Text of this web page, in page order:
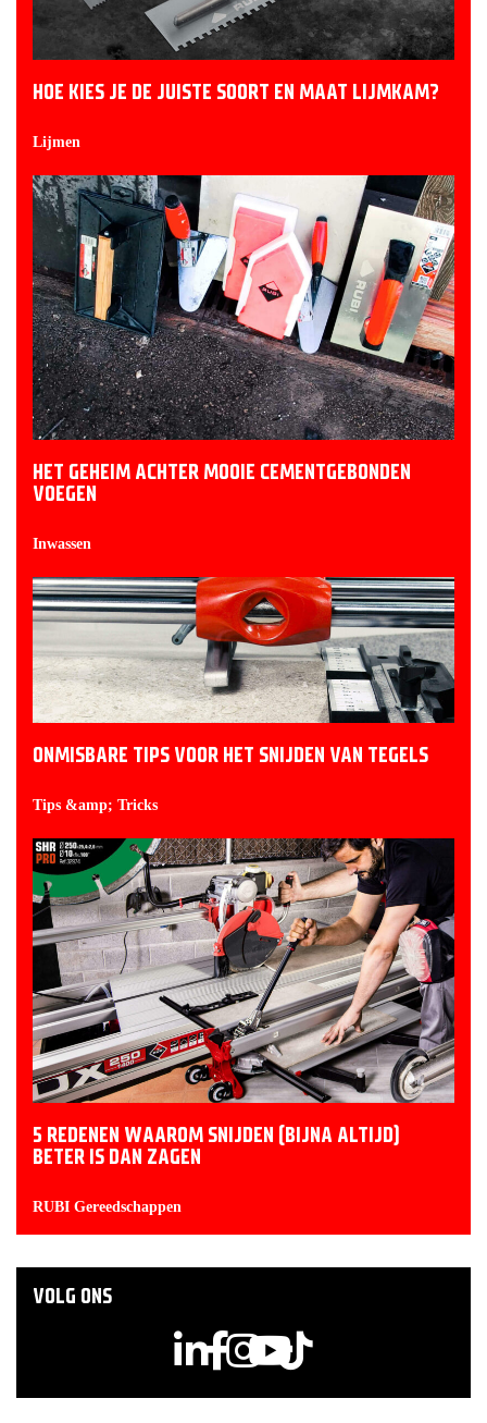
HOE KIES JE DE JUISTE SOORT EN MAAT LIJMKAM?
Lijmen
HET GEHEIM ACHTER MOOIE CEMENTGEBONDEN
VOEGEN
Inwassen
ONMISBARE TIPS VOOR HET SNIJDEN VAN TEGELS
Tips &amp; Tricks
5 REDENEN WAAROM SNIJDEN (BIJNA ALTIJD)
BETER IS DAN ZAGEN
RUBI Gereedschappen
VOLG ONS